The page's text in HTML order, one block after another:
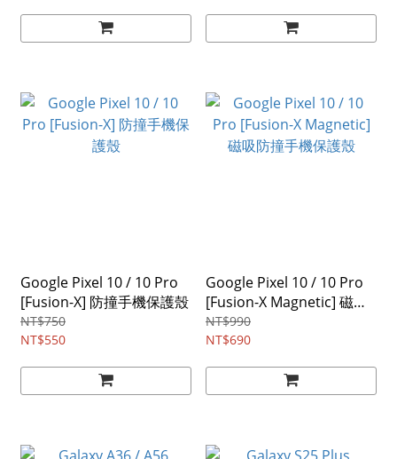
Google Pixel 10 / 10 Pro
[Fusion-X] 防撞手機保護殼
NT$750
NT$550
Google Pixel 10 / 10 Pro
[Fusion-X Magnetic] 磁吸
防撞手機保護殼
NT$990
NT$690